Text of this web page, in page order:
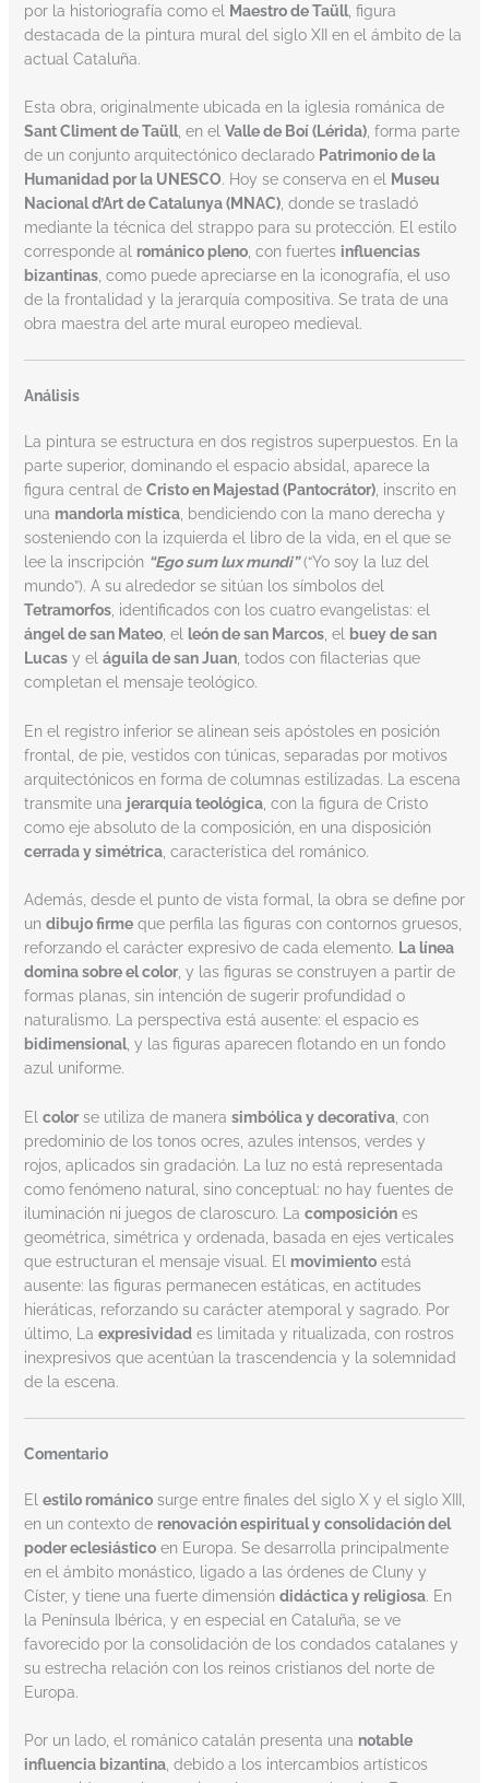
por la historiografía como el
Maestro de Taüll, figura
destacada de la pintura mural del siglo XII en el ámbito de la
actual Cataluña.
Esta obra, originalmente ubicada en la iglesia románica de
Sant Climent de Taüll, en el Valle de Boí (Lérida), forma parte
de un conjunto arquitectónico declarado Patrimonio de la
Humanidad por la UNESCO. Hoy se conserva en el
Museu
Nacional d’Art de Catalunya (MNAC), donde se trasladó
mediante la técnica del strappo para su protección. El estilo
corresponde al románico pleno, con fuertes influencias
bizantinas, como puede apreciarse en la iconografía, el uso
de la frontalidad y la jerarquía compositiva. Se trata de una
obra maestra del arte mural europeo medieval.
Análisis
La pintura se estructura en dos registros superpuestos. En la
parte superior, dominando el espacio absidal, aparece la
figura central de Cristo en Majestad (Pantocrátor), inscrito en
una mandorla mística, bendiciendo con la mano derecha y
sosteniendo con la izquierda el libro de la vida, en el que se
lee la inscripción “Ego sum lux mundi”(“Yo soy la luz del
mundo”). A su alrededor se sitúan los símbolos del
Tetramorfos, identificados con los cuatro evangelistas: el
ángel de san Mateo, el león de san Marcos, el buey de san
Lucasy el águila de san Juan, todos con filacterias que
completan el mensaje teológico.
En el registro inferior se alinean seis apóstoles en posición
frontal, de pie, vestidos con túnicas, separadas por motivos
arquitectónicos en forma de columnas estilizadas. La escena
transmite una jerarquía teológica, con la figura de Cristo
como eje absoluto de la composición, en una disposición
cerrada y simétrica, característica del románico.
Además, desde el punto de vista formal, la obra se define por
un dibujo firmeque perfila las figuras con contornos gruesos,
reforzando el carácter expresivo de cada elemento. La línea
domina sobre el color, y las figuras se construyen a partir de
formas planas, sin intención de sugerir profundidad o
naturalismo. La perspectiva está ausente: el espacio es
bidimensional, y las figuras aparecen flotando en un fondo
azul uniforme.
El colorse utiliza de manera simbólica y decorativa, con
predominio de los tonos ocres, azules intensos, verdes y
rojos, aplicados sin gradación. La luz no está representada
como fenómeno natural, sino conceptual: no hay fuentes de
iluminación ni juegos de claroscuro. La composiciónes
geométrica, simétrica y ordenada, basada en ejes verticales
que estructuran el mensaje visual. El movimientoestá
ausente: las figuras permanecen estáticas, en actitudes
hieráticas, reforzando su carácter atemporal y sagrado. Por
último, La expresividades limitada y ritualizada, con rostros
inexpresivos que acentúan la trascendencia y la solemnidad
de la escena.
Comentario
El estilo románicosurge entre finales del siglo X y el siglo XIII,
en un contexto de renovación espiritual y consolidación del
poder eclesiásticoen Europa. Se desarrolla principalmente
en el ámbito monástico, ligado a las órdenes de Cluny y
Císter, y tiene una fuerte dimensión didáctica y religiosa. En
la Península Ibérica, y en especial en Cataluña, se ve
favorecido por la consolidación de los condados catalanes y
su estrecha relación con los reinos cristianos del norte de
Europa.
Por un lado, el románico catalán presenta una notable
influencia bizantina, debido a los intercambios artísticos